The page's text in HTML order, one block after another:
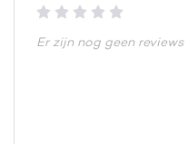
Er zijn nog geen